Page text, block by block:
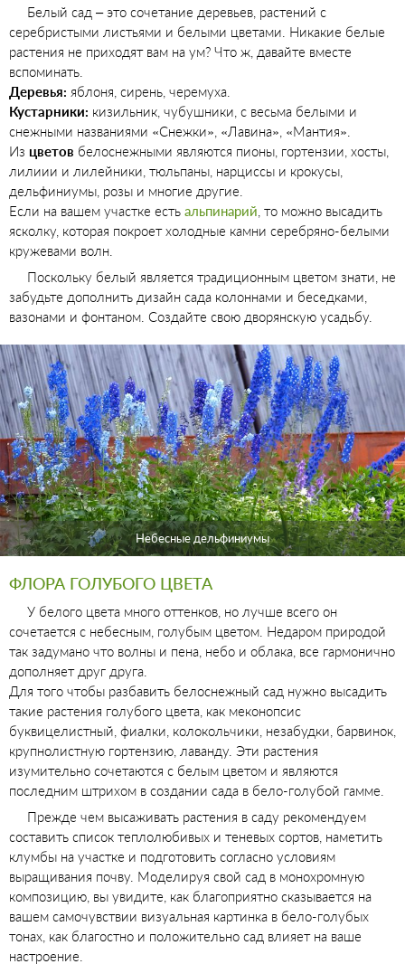
Белый сад – это сочетание деревьев, растений с
серебристыми листьями и белыми цветами. Никакие белые
растения не приходят вам на ум? Что ж, давайте вместе
вспоминать.
Деревья: яблоня, сирень, черемуха.
Кустарники: кизильник, чубушники, с весьма белыми и
снежными названиями «Снежки», «Лавина», «Мантия».
Из цветов белоснежными являются пионы, гортензии, хосты,
лилиии и лилейники, тюльпаны, нарциссы и крокусы,
дельфиниумы, розы и многие другие.
Если на вашем участке есть альпинарий , то можно высадить
ясколку, которая покроет холодные камни серебряно-белыми
кружевами волн.
Поскольку белый является традиционным цветом знати, не
забудьте дополнить дизайн сада колоннами и беседками,
вазонами и фонтаном. Создайте свою дворянскую усадьбу.
Небесные дельфиниумы
ФЛОРА ГОЛУБОГО ЦВЕТА
У белого цвета много оттенков, но лучше всего он
сочетается с небесным, голубым цветом. Недаром природой
так задумано что волны и пена, небо и облака, все гармонично
дополняет друг друга.
Для того чтобы разбавить белоснежный сад нужно высадить
такие растения голубого цвета, как меконопсис
буквицелистный, фиалки, колокольчики, незабудки, барвинок,
крупнолистную гортензию, лаванду. Эти растения
изумительно сочетаются с белым цветом и являются
последним штрихом в создании сада в бело-голубой гамме.
Прежде чем высаживать растения в саду рекомендуем
составить список теплолюбивых и теневых сортов, наметить
клумбы на участке и подготовить согласно условиям
выращивания почву. Моделируя свой сад в монохромную
композицию, вы увидите, как благоприятно сказывается на
вашем самочувствии визуальная картинка в бело-голубых
тонах, как благостно и положительно сад влияет на ваше
настроение.